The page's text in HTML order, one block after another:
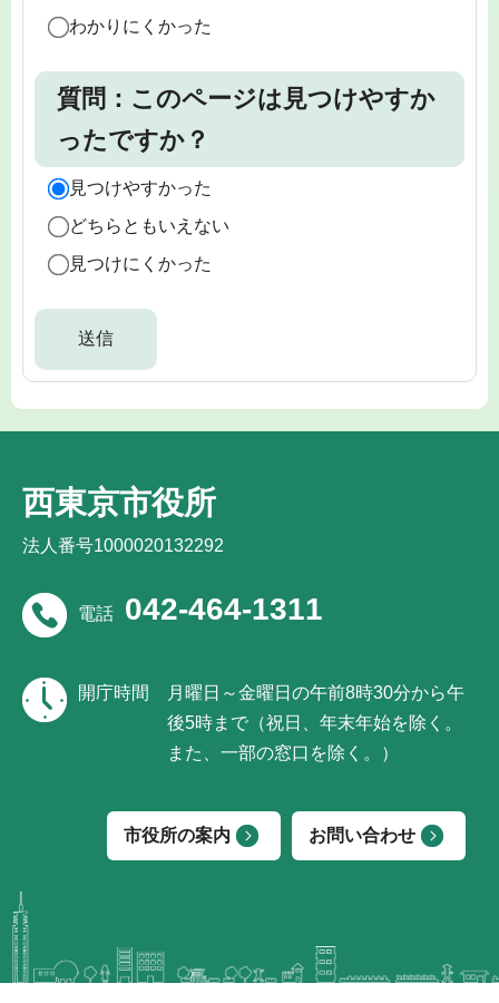
わかりにくかった
質問：このページは見つけやすか
ったですか？
見つけやすかった
どちらともいえない
見つけにくかった
西東京市役所
法人番号1000020132292
電話 042-464-1311
開庁時間
月曜日～金曜日の午前8時30分から午
後5時まで（祝日、年末年始を除く。
また、一部の窓口を除く。）
市役所の案内 お問い合わせ